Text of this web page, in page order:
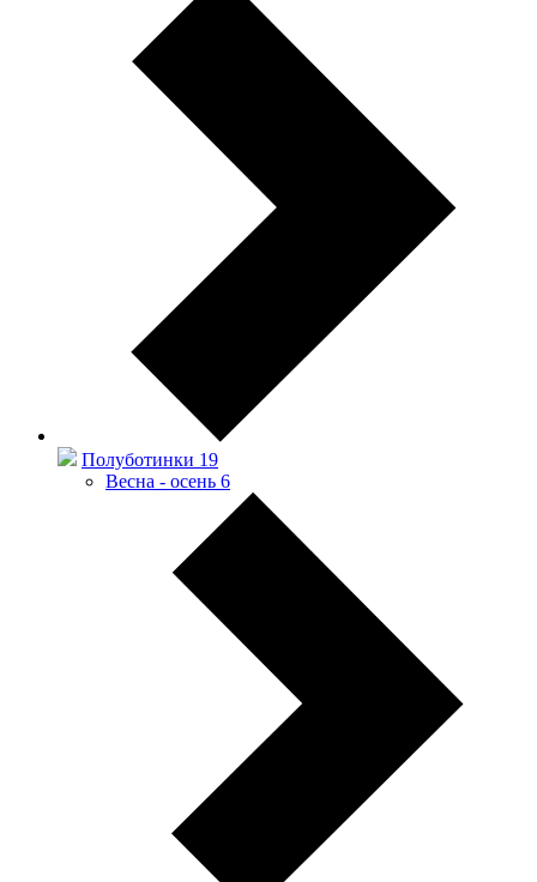
Полуботинки 19
Весна - осень 6